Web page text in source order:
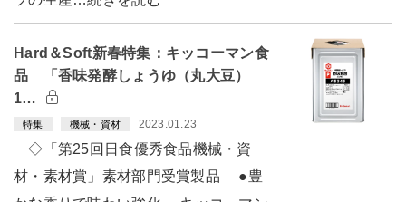
Hard＆Soft新春特集：キッコーマン食
品 「香味発酵しょうゆ（丸大豆）
1…
特集 機械・資材 2023.01.23
◇「第25回日食優秀食品機械・資
材・素材賞」素材部門受賞製品 ●豊